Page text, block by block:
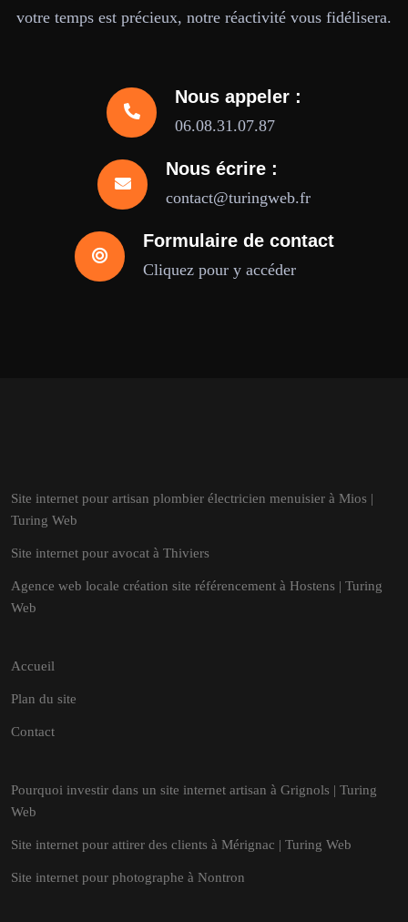
votre temps est précieux, notre réactivité vous fidélisera.
Nous appeler :
06.08.31.07.87
Nous écrire :
contact@turingweb.fr
Formulaire de contact
Cliquez pour y accéder
Site internet pour artisan plombier électricien menuisier à Mios |
Turing Web
Site internet pour avocat à Thiviers
Agence web locale création site référencement à Hostens | Turing
Web
Accueil
Plan du site
Contact
Pourquoi investir dans un site internet artisan à Grignols | Turing
Web
Site internet pour attirer des clients à Mérignac | Turing Web
Site internet pour photographe à Nontron